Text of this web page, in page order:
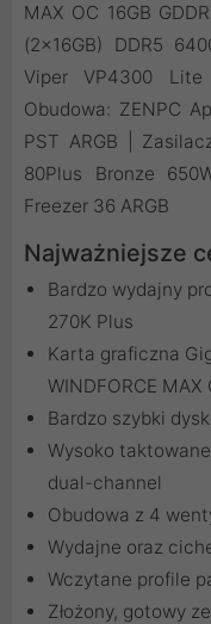
MAX OC 16GB
(2x16GB) DDR5
Viper VP4300
Obudowa: ZENPC
PST ARGB |
80Plus Bronze
Freezer 36 ARGB
Najważniejsze
Bardzo wydajny
270K Plus
Karta graficzna
WINDFORCE MAX
Bardzo szybki
Wysoko
dual-channel
Obudowa z 4
Wydajne oraz
Wczytane profile
Złożony, gotowy